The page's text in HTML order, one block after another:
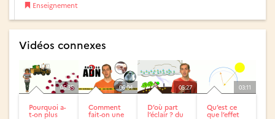
Enseignement
Vidéos connexes
05:35
Pourquoi a-
t-on plus
06:04
Comment
fait-on une
05:27
D’où part
l’éclair ? du
03:11
Qu’est ce
que l’effet